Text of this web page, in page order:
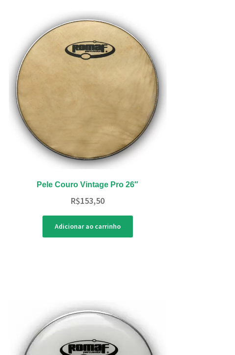
Pele Couro Vintage Pro 26″
R$153,50
Adicionar ao carrinho